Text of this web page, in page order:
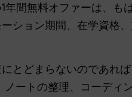
間無料オファーは、も
ション期間、在学資格
とどまらないのであれ
ノートの整理、コーディ